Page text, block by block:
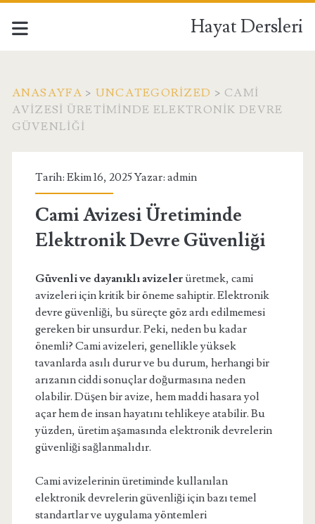
Hayat Dersleri
ANASAYFA > UNCATEGORIZED > CAMI
AVIZESI ÜRETIMINDE ELEKTRONIK DEVRE
GÜVENLIĞI
Tarih: Ekim 16, 2025 Yazar: admin
Cami Avizesi Üretiminde
Elektronik Devre Güvenliği
Güvenli ve dayanıklı avizelerüretmek, cami
avizeleri için kritik bir öneme sahiptir. Elektronik
devre güvenliği, bu süreçte göz ardı edilmemesi
gereken bir unsurdur. Peki, neden bu kadar
önemli? Cami avizeleri, genellikle yüksek
tavanlarda asılı durur ve bu durum, herhangi bir
arızanın ciddi sonuçlar doğurmasına neden
olabilir. Düşen bir avize, hem maddi hasara yol
açar hem de insan hayatını tehlikeye atabilir. Bu
yüzden, üretim aşamasında elektronik devrelerin
güvenliği sağlanmalıdır.
Cami avizelerinin üretiminde kullanılan
elektronik devrelerin güvenliği için bazı temel
standartlar ve uygulama yöntemleri